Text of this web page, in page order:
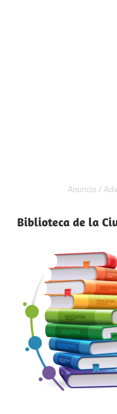
Biblioteca de la